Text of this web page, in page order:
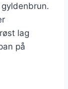
lag
på